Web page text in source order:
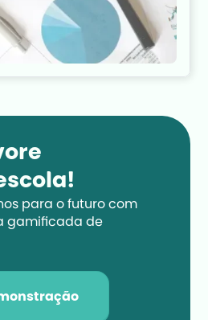
para o futuro com
gamificada de